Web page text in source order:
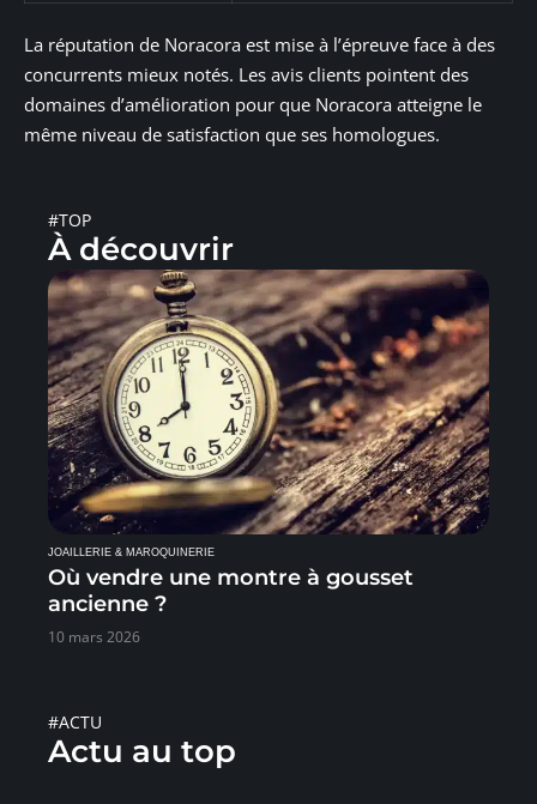
La réputation de Noracora est mise à l’épreuve face à des
concurrents mieux notés. Les avis clients pointent des
domaines d’amélioration pour que Noracora atteigne le
même niveau de satisfaction que ses homologues.
#TOP
À découvrir
JOAILLERIE & MAROQUINERIE
Où vendre une montre à gousset
ancienne ?
10 mars 2026
#ACTU
Actu au top